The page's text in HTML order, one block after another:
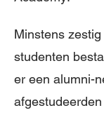
Minstens
studenten
er een alumni-